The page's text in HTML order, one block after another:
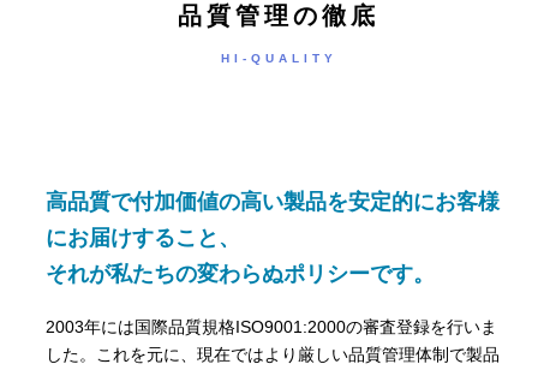
品質管理の徹底
HI-QUALITY
高品質で付加価値の高い製品を安定的にお客様
にお届けすること、
それが私たちの変わらぬポリシーです。
2003年には国際品質規格ISO9001:2000の審査登録を行いま
した。これを元に、現在ではより厳しい品質管理体制で製品